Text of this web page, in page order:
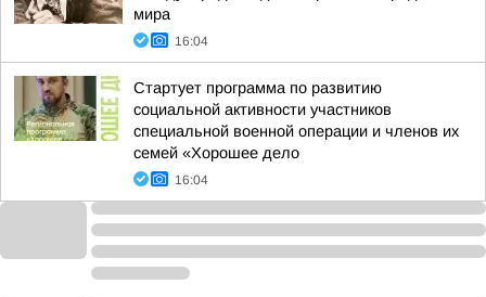
мира
16:04
Стартует программа по развитию
социальной активности участников
специальной военной операции и членов их
семей «Хорошее дело
16:04